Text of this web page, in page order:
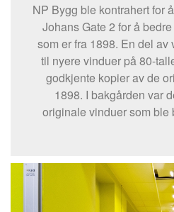
NP Bygg ble kontrahert for
Johans Gate 2 for å
som er fra 1898. En del av
til nyere vinduer på 80-
godkjente kopier av de
1898. I bakgården var
originale vinduer som ble